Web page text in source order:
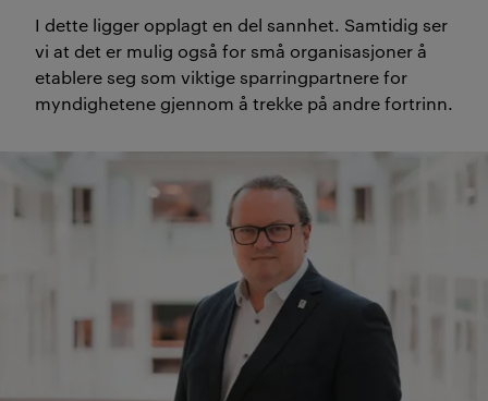
politikere og byråkrater og
skaper relasjoner på alle
nivåer.
Organisasjoner som har
praktisk erfaring og
internasjonale nettverk er
ofte bedre rustet til å påvirke
politiske beslutninger.
(Sammendraget er laget av KI og
kvalitetssikret av redaksjonen
I dette ligger opplagt en del sannhet. Samtidig ser
vi at det er mulig også for små organisasjoner å
etablere seg som viktige sparringpartnere for
myndighetene gjennom å trekke på andre fortrinn.